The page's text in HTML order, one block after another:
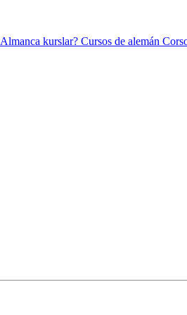
Almanca kurslar? Cursos de alemán